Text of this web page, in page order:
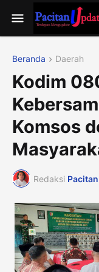
Beranda Daerah
Kodim
Komsos
Redaksi